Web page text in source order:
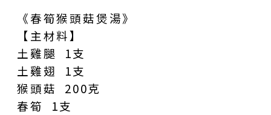
《春筍猴頭菇煲湯》
【主材料】
土雞腿 1支
土雞翅 1支
猴頭菇 200克
春筍 1支